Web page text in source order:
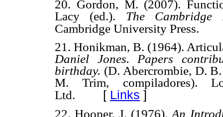
20. Gordon, M. (2007).
Lacy (ed.). The
Cambridge University Press.
21. Honikman, B. (1964).
Daniel Jones. Papers
birthday. (D. Abercrombie, D.
M. Trim, compiladores).
Ltd. [ Links ]
22. Hooper, J. (1976).An